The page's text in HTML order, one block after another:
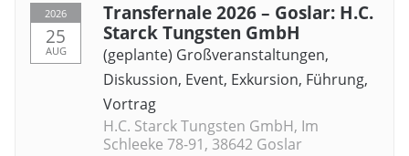
2026
25
AUG
Transfernale 2026 – Goslar: H.C.
Starck Tungsten GmbH
(geplante) Großveranstaltungen,
Diskussion, Event, Exkursion, Führung,
Vortrag
H.C. Starck Tungsten GmbH, Im
Schleeke 78-91, 38642 Goslar